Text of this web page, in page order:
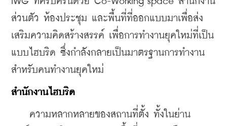
ส่วนตัว ห้องประชุม และพื้นที่ที่ออกแบบมาเพื่อส่ง
เสริมความคิดสร้างสรรค์ เพื่อการทำงานยุคใหม่ที่เป็น
แบบไฮบริด ซึ่งกำลังกลายเป็นมาตรฐานการทำงาน
สำหรับคนทำงานยุคใหม่
สำนักงานไฮบริด
ความหลากหลายของสถานที่ตั้ง ทั้งในย่าน